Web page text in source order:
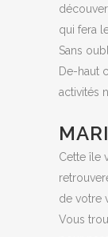
qui fera
Sans
De-haut
activités
Cette île
de votre
Vous